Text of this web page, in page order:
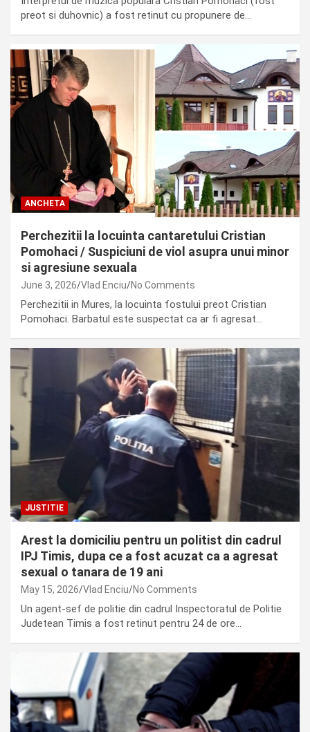
preot si duhovnic) a fost retinut cu propunere de…
ANCHETA
Perchezitii la locuinta cantaretului Cristian
Pomohaci / Suspiciuni de viol asupra unui minor
si agresiune sexuala
June 3, 2026 Vlad Enciu No Comments
Perchezitii in Mures, la locuinta fostului preot Cristian
Pomohaci. Barbatul este suspectat ca ar fi agresat…
JUSTITIE
Arest la domiciliu pentru un politist din cadrul
IPJ Timis, dupa ce a fost acuzat ca a agresat
sexual o tanara de 19 ani
May 15, 2026 Vlad Enciu No Comments
Un agent-sef de politie din cadrul Inspectoratul de Politie
Judetean Timis a fost retinut pentru 24 de ore…